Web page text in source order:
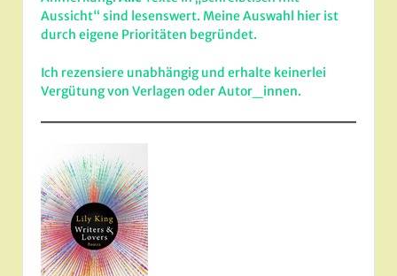
Aussicht“ sind lesenswert. Meine Auswahl hier ist
durch eigene Prioritäten begründet.
Ich rezensiere unabhängig und erhalte keinerlei
Vergütung von Verlagen oder Autor_innen.